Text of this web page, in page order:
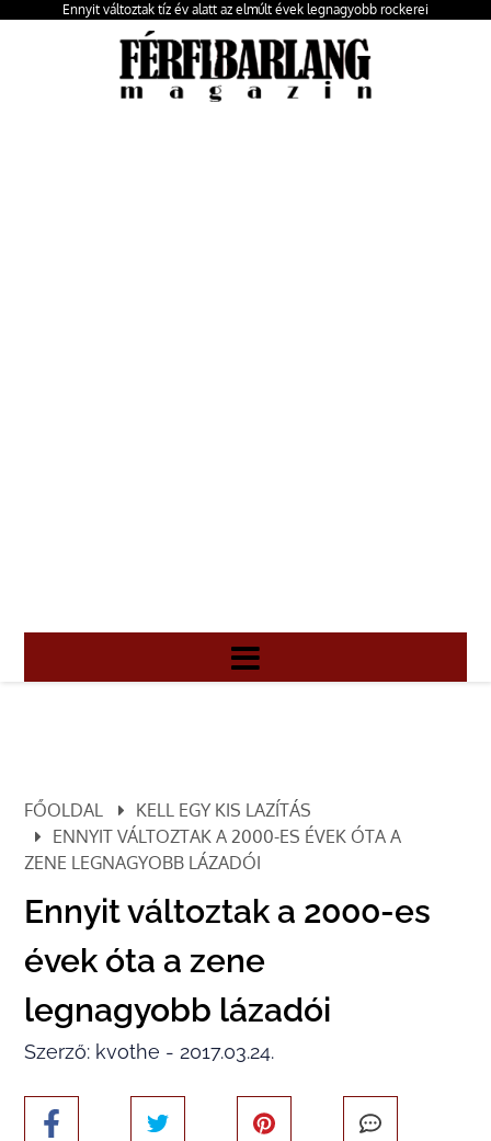
Ennyit változtak tíz év alatt az elmúlt évek legnagyobb rockerei
FŐOLDAL
KELL EGY KIS LAZÍTÁS
ENNYIT VÁLTOZTAK A 2000-ES ÉVEK ÓTA A
ZENE LEGNAGYOBB LÁZADÓI
Ennyit változtak a 2000-es
évek óta a zene
legnagyobb lázadói
Szerző: kvothe - 2017.03.24.